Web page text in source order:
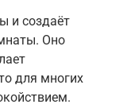
и создаёт
Оно
для многих